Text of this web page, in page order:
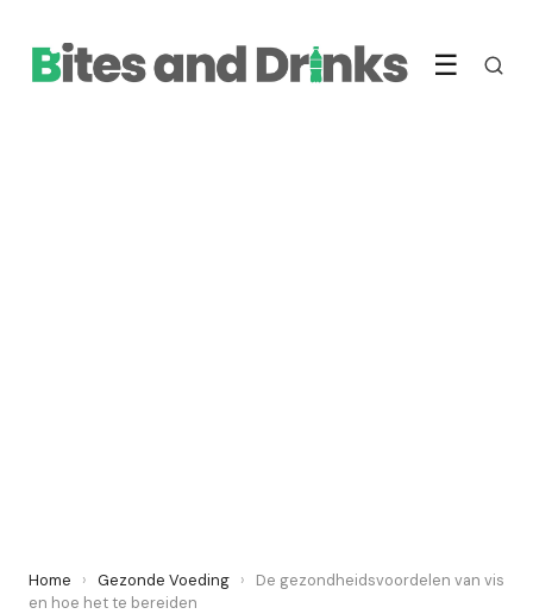
☰
Home › Gezonde Voeding ›
De gezondheidsvoordelen van vis
en hoe het te bereiden